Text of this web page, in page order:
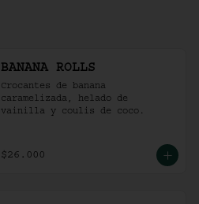
BANANA ROLLS
Crocantes de banana
caramelizada, helado de
vainilla y coulis de coco.
$26.000